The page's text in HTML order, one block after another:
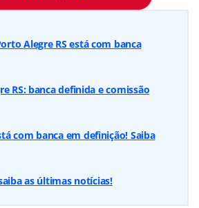
Alegre RS está com banca
RS: banca definida e comissão
com banca em definição! Saiba
as últimas notícias!